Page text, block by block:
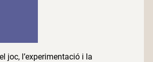
joc, l’experimentació i la